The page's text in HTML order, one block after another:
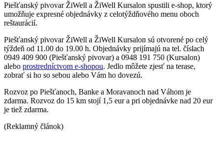
Piešťanský pivovar ŽiWell a ŽiWell Kursalon spustili e-shop, ktorý
umožňuje expresné objednávky z celotýždňového menu oboch
reštaurácií.
Piešťanský pivovar ŽiWell a ŽiWell Kursalon sú otvorené po celý
týždeň od 11.00 do 19.00 h. Objednávky prijímajú na tel. číslach
0949 409 900 (Piešťanský pivovar) a 0948 191 750 (Kursalon)
alebo prostredníctvom e-shopou. Jedlo môžete zjesť na terase,
zobrať si ho so sebou alebo Vám ho dovezú.
Rozvoz po Piešťanoch, Banke a Moravanoch nad Váhom je
zdarma. Rozvoz do 15 km stojí 1,5 eur a pri objednávke nad 20 eur
je tiež zdarma.
(Reklamný článok)